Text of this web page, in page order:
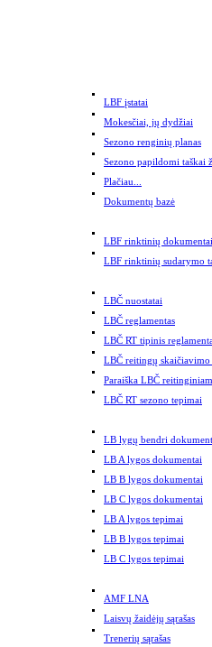
LBF įstatai
Mokesčiai, jų dydžiai
Sezono renginių planas
Sezono papildomi taškai
Plačiau...
Dokumentų bazė
LBF rinktinių dokumentai
LBF rinktinių sudarymo
LBČ nuostatai
LBČ reglamentas
LBČ RT tipinis
LBČ reitingų skaičiavimo
Paraiška LBČ
LBČ RT sezono tepimai
LB lygų bendri
LB A lygos dokumentai
LB B lygos dokumentai
LB C lygos dokumentai
LB A lygos tepimai
LB B lygos tepimai
LB C lygos tepimai
AMF LNA
Laisvų žaidėjų sąrašas
Trenerių sąrašas